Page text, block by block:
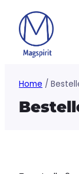
naar
inhoud
Home /